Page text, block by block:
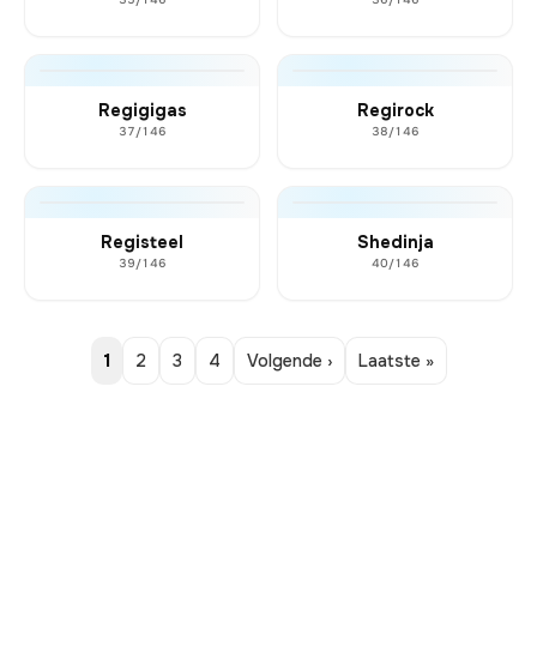
Regigigas
37/146
Regirock
38/146
Registeel
39/146
Shedinja
40/146
1 2 3 4 Volgende › Laatste »